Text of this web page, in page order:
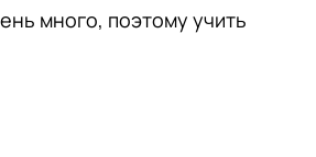
много, поэтому учить